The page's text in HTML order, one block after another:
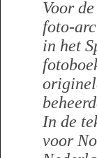
Voor
foto-
in het
In de
voor